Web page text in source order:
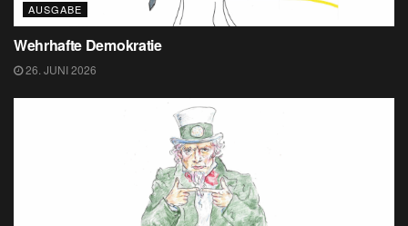
AUSGABE
Wehrhafte Demokratie
26. JUNI 2026